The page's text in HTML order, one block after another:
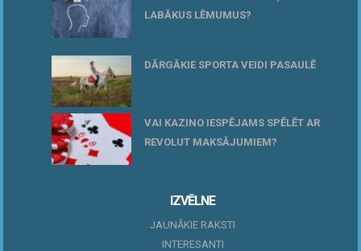
LABĀKUS LĒMUMUS?
DĀRGĀKIE SPORTA VEIDI PASAULĒ
VAI KAZINO IESPĒJAMS SPĒLĒT AR
REVOLUT MAKSĀJUMIEM?
IZVĒLNE
JAUNĀKIE RAKSTI
INTERESANTI